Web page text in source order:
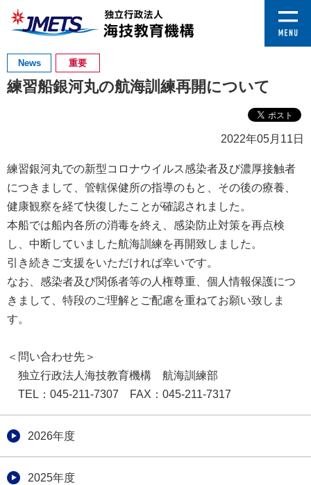
2026年度
2025年度
News 重要
練習船銀河丸の航海訓練再開について
2022年05月11日
練習銀河丸での新型コロナウイルス感染者及び濃厚接触者
につきまして、管轄保健所の指導のもと、その後の療養、
健康観察を経て快復したことが確認されました。
本船では船内各所の消毒を終え、感染防止対策を再点検
し、中断していました航海訓練を再開致しました。
引き続きご支援をいただければ幸いです。
なお、感染者及び関係者等の人権尊重、個人情報保護につ
きまして、特段のご理解とご配慮を重ねてお願い致しま
す。
＜問い合わせ先＞
独立行政法人海技教育機構 航海訓練部
TEL：045-211-7307 FAX：045-211-7317